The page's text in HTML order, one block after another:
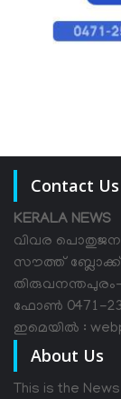
Contact Us
KERALA NEWS
വിവര പൊതുജന
സൗത്ത് ബ്ലോക്ക്,
തിരുവനന്തപുരം-
ഫോൺ 0471-
ഇമെയിൽ :
About Us
This is the